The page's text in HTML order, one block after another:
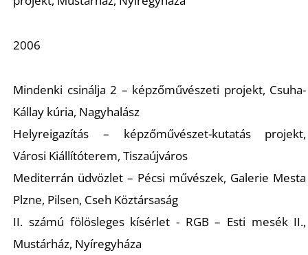
2006
Mindenki csinálja 2 – képzőművészeti projekt, Csuha-
Kállay kúria, Nagyhalász
Helyreigazítás – képzőművészet-kutatás projekt,
Városi Kiállítóterem, Tiszaújváros
Mediterrán üdvözlet – Pécsi művészek, Galerie Mesta
Plzne, Pilsen, Cseh Köztársaság
II. számú fölösleges kísérlet - RGB – Esti mesék II.,
Mustárház, Nyíregyháza